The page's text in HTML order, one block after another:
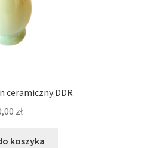
ceramiczny DDR
zł
koszyka